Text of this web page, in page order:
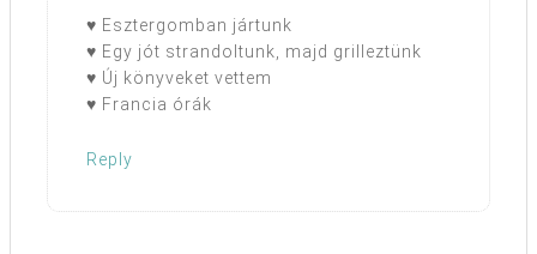
♥ Esztergomban jártunk
♥ Egy jót strandoltunk, majd grilleztünk
♥ Új könyveket vettem
♥ Francia órák
Reply